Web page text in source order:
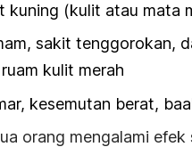
kuning (kulit atau mata
sakit tenggorokan,
kulit merah
kesemutan berat,
orang mengalami